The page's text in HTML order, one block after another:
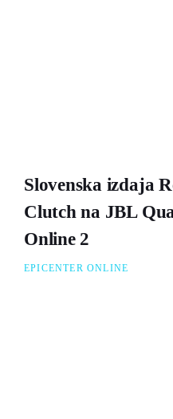
Slovenska izdaja
Clutch na JBL
Online 2
EPICENTER ONLINE